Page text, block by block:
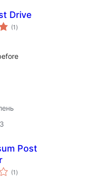
Drive
(1 загальний
рейтинг
)
Post
(1 загальний
рейтинг
)